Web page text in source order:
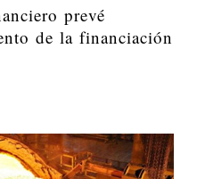
prevé
de la financiación